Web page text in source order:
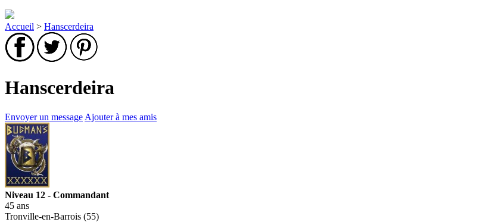
Accueil > Hanscerdeira
Hanscerdeira
Envoyer un message Ajouter à mes amis
Niveau 12 - Commandant
45 ans
Tronville-en-Barrois (55)